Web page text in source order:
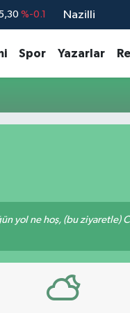
%-0.1
%0
Nazilli
Spor Yazarlar
yol ne hoş, (bu ziyaretle)